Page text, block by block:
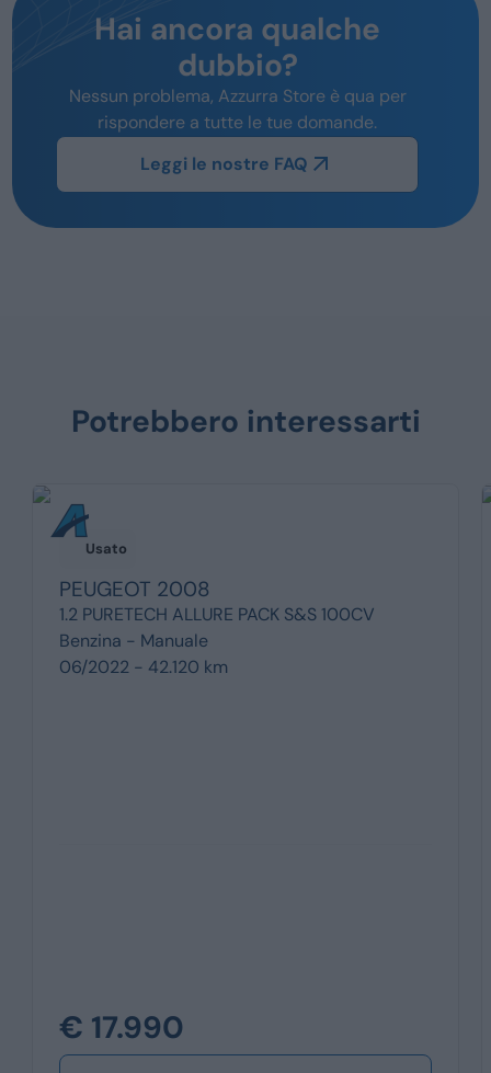
Hai ancora qualche
dubbio?
Nessun problema, Azzurra Store è qua per
rispondere a tutte le tue domande.
Leggi le nostre FAQ
Potrebbero interessarti
Usato
PEUGEOT 2008
1.2 PURETECH ALLURE PACK S&S 100CV
Benzina - Manuale
06/2022 - 42.120 km
€ 17.990